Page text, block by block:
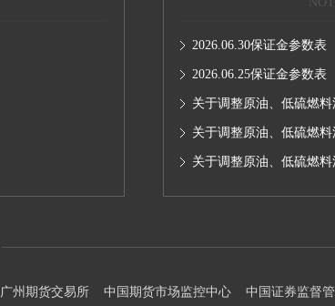
2026.06.30保证金参数表
2026.06.25保证金参数表
关于调整原油、低硫燃
手续费的通知（转发）
关于调整原油、低硫燃
幅度和交易保证金比例
关于调整原油、低硫燃
广州期货交易所 中国期货市场监控中心 中国证券监督